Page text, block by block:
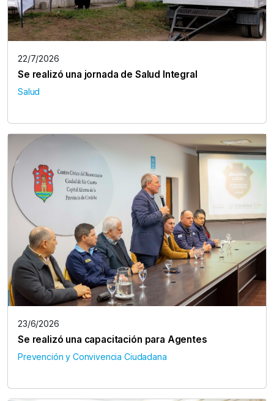
22/7/2026
Se realizó una jornada de Salud Integral
Salud
23/6/2026
Se realizó una capacitación para Agentes
Prevención y Convivencia Ciudadana